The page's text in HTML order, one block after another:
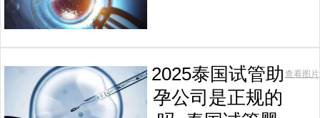
2025泰国试管助
孕公司是正规的
查看图片